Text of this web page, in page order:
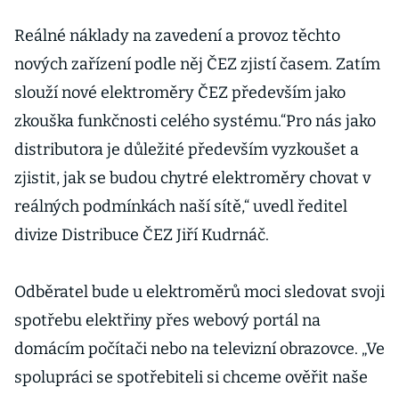
Reálné náklady na zavedení a provoz těchto
nových zařízení podle něj ČEZ zjistí časem. Zatím
slouží nové elektroměry ČEZ především jako
zkouška funkčnosti celého systému.“Pro nás jako
distributora je důležité především vyzkoušet a
zjistit, jak se budou chytré elektroměry chovat v
reálných podmínkách naší sítě,“ uvedl ředitel
divize Distribuce ČEZ Jiří Kudrnáč.
Odběratel bude u elektroměrů moci sledovat svoji
spotřebu elektřiny přes webový portál na
domácím počítači nebo na televizní obrazovce. „Ve
spolupráci se spotřebiteli si chceme ověřit naše